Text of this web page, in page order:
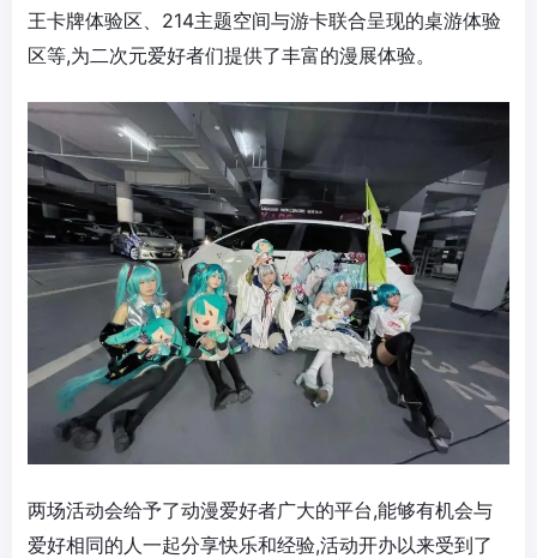
王卡牌体验区、214主题空间与游卡联合呈现的桌游体验
区等,为二次元爱好者们提供了丰富的漫展体验。
两场活动会给予了动漫爱好者广大的平台,能够有机会与
爱好相同的人一起分享快乐和经验,活动开办以来受到了